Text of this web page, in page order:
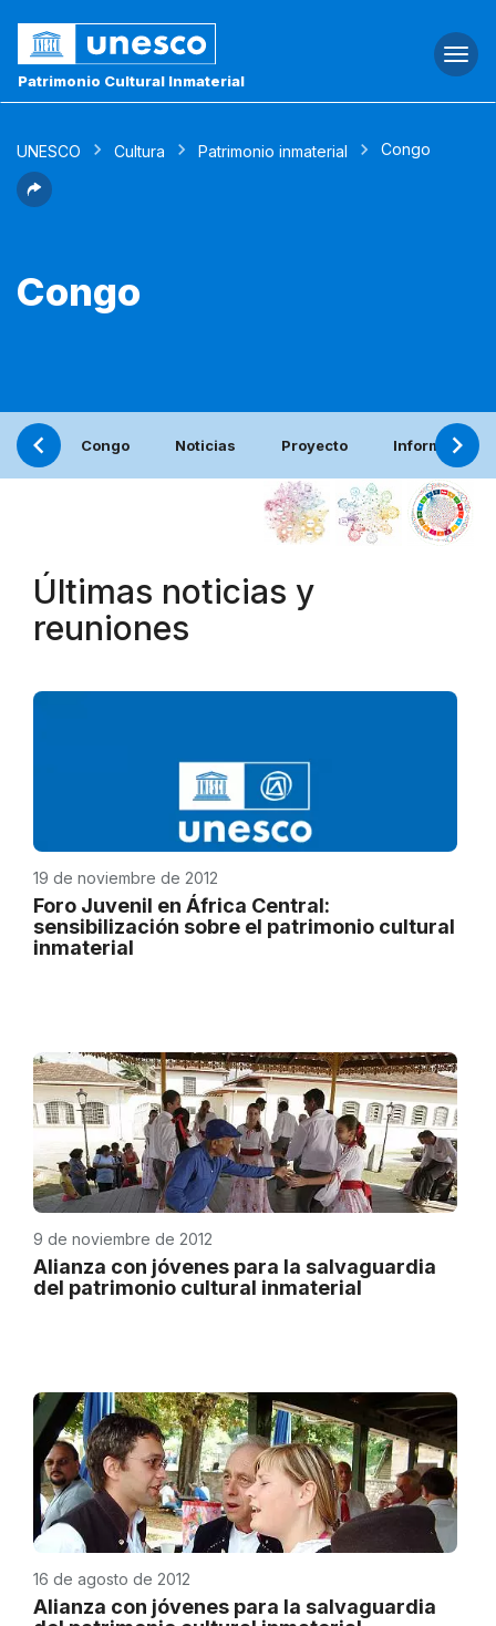
Patrimonio Cultural Inmaterial
UNESCO Cultura Patrimonio inmaterial Congo
Congo
Congo Noticias Proyecto Informe
Últimas noticias y
reuniones
19 de noviembre de 2012
Foro Juvenil en África Central:
sensibilización sobre el patrimonio cultural
inmaterial
9 de noviembre de 2012
Alianza con jóvenes para la salvaguardia
del patrimonio cultural inmaterial
16 de agosto de 2012
Alianza con jóvenes para la salvaguardia